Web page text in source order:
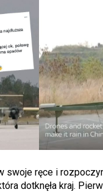
swoje ręce i
dotknęła kraj.